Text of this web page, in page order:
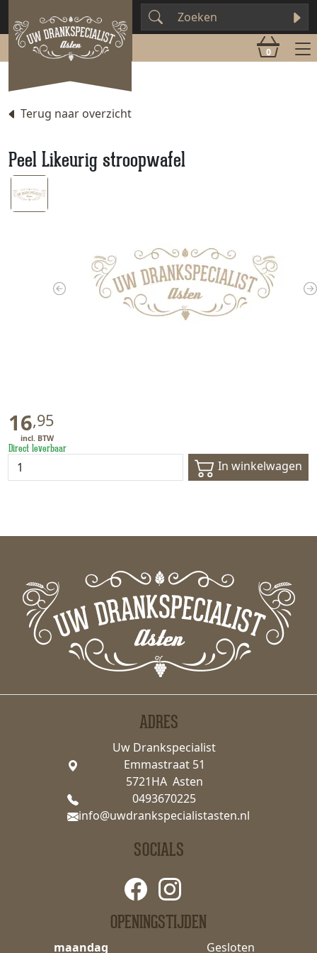
0
Terug naar overzicht
Peel Likeurig stroopwafel
Previous
16,95
Direct leverbaar
In winkelwagen
ADRES
Uw Drankspecialist
Emmastraat 51
5721HA Asten
0493670225
info@uwdrankspecialistasten.nl
OPENINGSTIJDEN
maandag Gesloten
SOCIALS